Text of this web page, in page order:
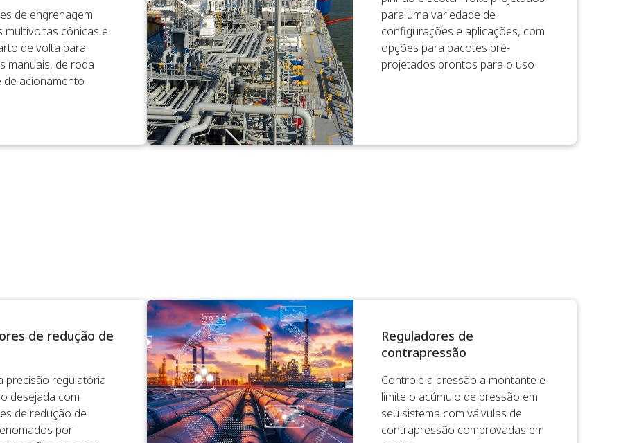
de engrenagem
multivoltas cônicas e
de volta para
manuais, de roda
de acionamento
para uma variedade de
configurações e aplicações, com
opções para pacotes pré-
projetados prontos para o uso
de redução de
precisão regulatória
desejada com
de redução de
por
Reguladores de
contrapressão
Controle a pressão a montante e
limite o acúmulo de pressão em
seu sistema com válvulas de
contrapressão comprovadas em